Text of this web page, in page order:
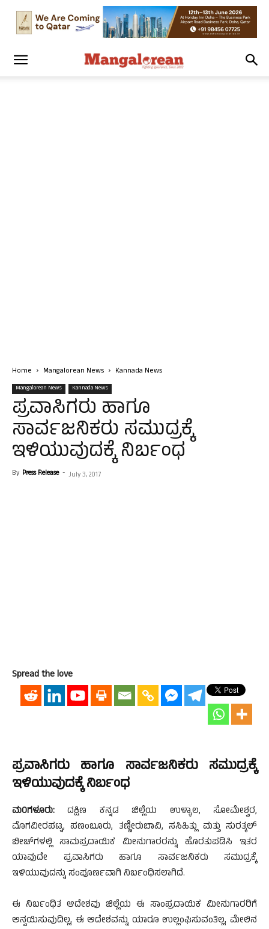
Home Mangalorean News Kannada News
Mangalorean News Kannada News
ಪ್ರವಾಸಿಗರು ಹಾಗೂ
ಸಾರ್ವಜನಿಕರು ಸಮುದ್ರಕ್ಕೆ
ಇಳಿಯುವುದಕ್ಕೆ ನಿರ್ಬಂಧ
By Press Release - July 3, 2017
Spread the love
ಪ್ರವಾಸಿಗರು ಹಾಗೂ ಸಾರ್ವಜನಿಕರು ಸಮುದ್ರಕ್ಕೆ
ಇಳಿಯುವುದಕ್ಕೆ ನಿರ್ಬಂಧ
ಮ0ಗಳೂರು: ದಕ್ಷಿಣ ಕನ್ನಡ ಜಿಲ್ಲೆಯ ಉಳ್ಳಾಲ, ಸೋಮೇಶ್ವರ,
ಮೊಗವೀರಪಟ್ನ, ಪಣಂಬೂರು, ತಣ್ಣೀರುಬಾವಿ, ಸಸಿಹಿತ್ಲು ಮತ್ತು ಸುರತ್ಕಲ್
ಬೀಚ್‍ಗಳಲ್ಲಿ ಸಾಮಪ್ರದಾಯಿಕ ಮೀನುಗಾರರನ್ನು ಹೊರತುಪಡಿಸಿ ಇತರ
ಯಾವುದೇ ಪ್ರವಾಸಿಗರು ಹಾಗೂ ಸಾರ್ವಜನಿಕರು ಸಮುದ್ರಕ್ಕೆ
ಇಳಿಯುವುದನ್ನು ಸಂಪೂರ್ಣವಾಗಿ ನಿರ್ಬಂಧಿಸಲಾಗಿದೆ.
ಈ ನಿರ್ಬಂಧಿತ ಆದೇಶವು ಜಿಲ್ಲೆಯ ಈ ಸಾಂಪ್ರದಾಯಿಕ ಮೀನುಗಾರರಿಗೆ
ಅನ್ವಯಿಸುವುದಿಲ್ಲ, ಈ ಆದೇಶವನ್ನು ಯಾರೂ ಉಲ್ಲಂಘಿಸುವಂತಿಲ್ಲ, ಮೇಲಿನ